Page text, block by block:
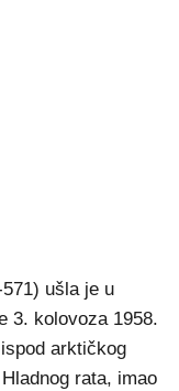
ušla je u
3. kolovoza 1958.
arktičkog
rata, imao